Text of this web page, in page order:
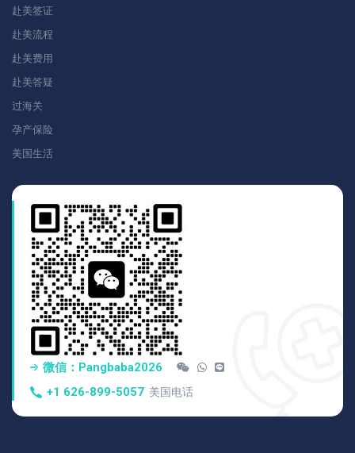
赴美签证
赴美流程
赴美费用
赴美答疑
过海关
孕产保险
美国生活
微信：pangbaba2026
+1 626-899-5057 美国电话